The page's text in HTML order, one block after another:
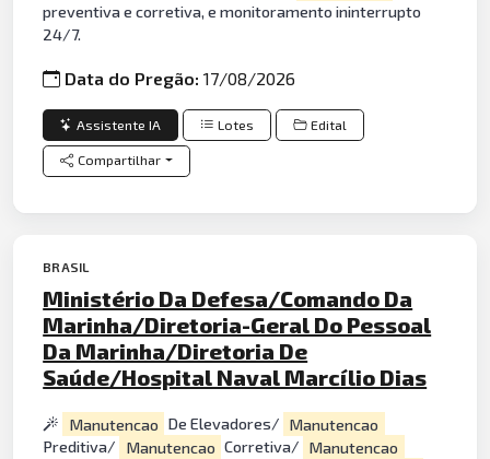
preventiva e corretiva, e monitoramento ininterrupto
24/7.
Data do Pregão:17/08/2026
Assistente IA Lotes Edital
Compartilhar
BRASIL
Ministério Da Defesa/Comando Da
Marinha/Diretoria-Geral Do Pessoal
Da Marinha/Diretoria De
Saúde/Hospital Naval Marcílio Dias
Manutencao De Elevadores/ Manutencao
Preditiva/
Manutencao Corretiva/ Manutencao